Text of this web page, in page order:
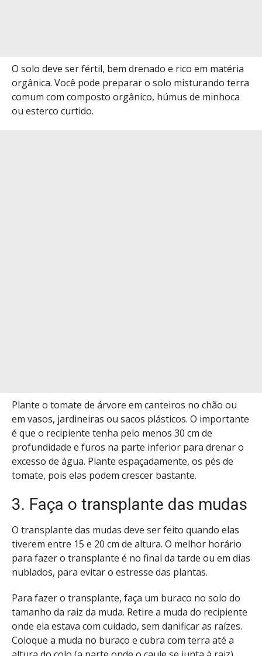
O solo deve ser fértil, bem drenado e rico em matéria
orgânica. Você pode preparar o solo misturando terra
comum com composto orgânico, húmus de minhoca
ou esterco curtido.
Plante o tomate de árvore em canteiros no chão ou
em vasos, jardineiras ou sacos plásticos. O importante
é que o recipiente tenha pelo menos 30 cm de
profundidade e furos na parte inferior para drenar o
excesso de água. Plante espaçadamente, os pés de
tomate, pois elas podem crescer bastante.
3. Faça o transplante das mudas
O transplante das mudas deve ser feito quando elas
tiverem entre 15 e 20 cm de altura. O melhor horário
para fazer o transplante é no final da tarde ou em dias
nublados, para evitar o estresse das plantas.
Para fazer o transplante, faça um buraco no solo do
tamanho da raiz da muda. Retire a muda do recipiente
onde ela estava com cuidado, sem danificar as raízes.
Coloque a muda no buraco e cubra com terra até a